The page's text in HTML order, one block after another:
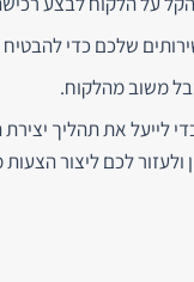
שלכם כדי להבטיח
משוב מהלקוח.
לייעל את תהליך
ולעזור לכם ליצור